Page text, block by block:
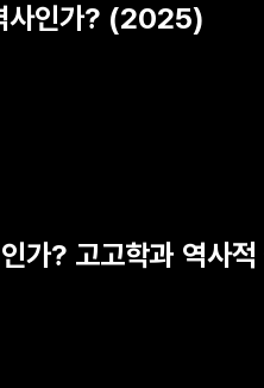
사인가? (2025)
가? 고고학과 역사